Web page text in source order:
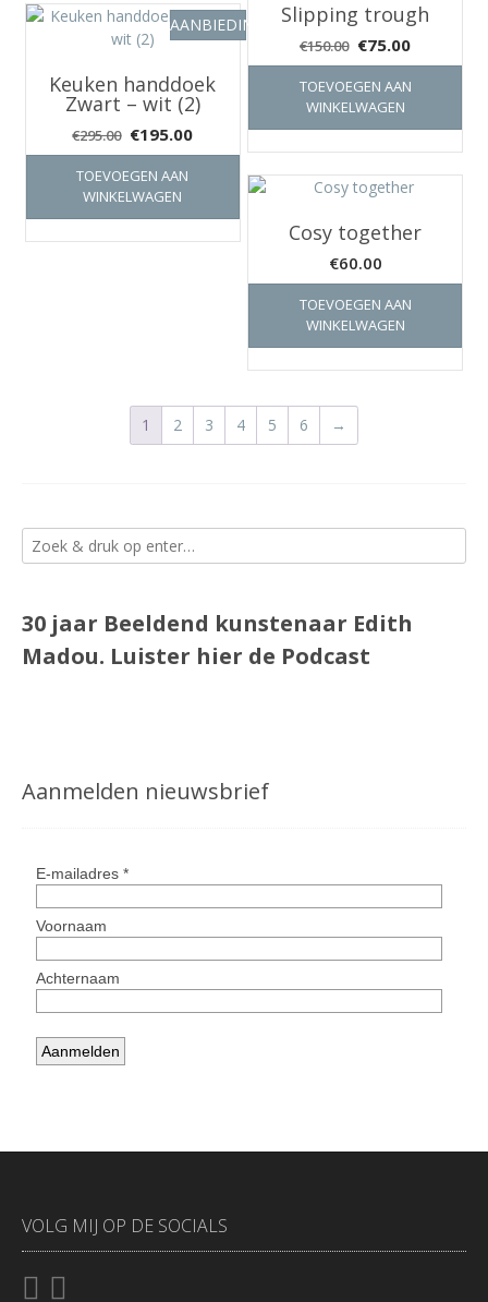
Slipping trough
€150.00 Oorspronkelijke
prijs
was:
€150.00.
€75.00Huidige
prijs
is:
TOEVOEGEN AAN
WINKELWAGEN
AANBIEDING!
Keuken handdoek
Zwart – wit (2)
€295.00 Oorspronkelijke
prijs
was:
€295.00.
€195.00Huidige
prijs
TOEVOEGEN AAN
WINKELWAGEN
Cosy together
€60.00
TOEVOEGEN AAN
WINKELWAGEN
1 2 3 4 5 6 →
30 jaar Beeldend kunstenaar Edith
Madou. Luister hier de Podcast
Aanmelden nieuwsbrief
VOLG MIJ OP DE SOCIALS